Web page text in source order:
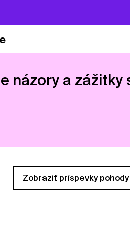
názory a zážitky
Zobraziť príspevky